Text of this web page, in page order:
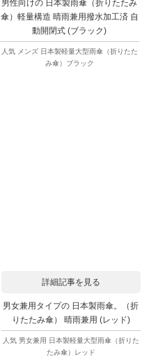
男性向けの 日本製雨傘（折りたたみ
傘）軽量構造 晴雨兼用撥水加工済 自
動開閉式 (ブラック)
人気 メンズ 日本製軽量大型雨傘（折りたた
み傘）ブラック
詳細記事を見る
男女兼用タイプの 日本製雨傘。（折
りたたみ傘） 晴雨兼用 (レッド)
人気 男女兼用 日本製軽量大型雨傘（折りた
たみ傘）レッド